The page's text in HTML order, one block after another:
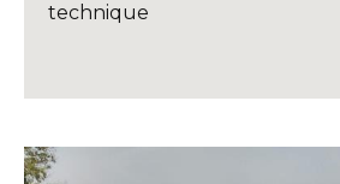
technique